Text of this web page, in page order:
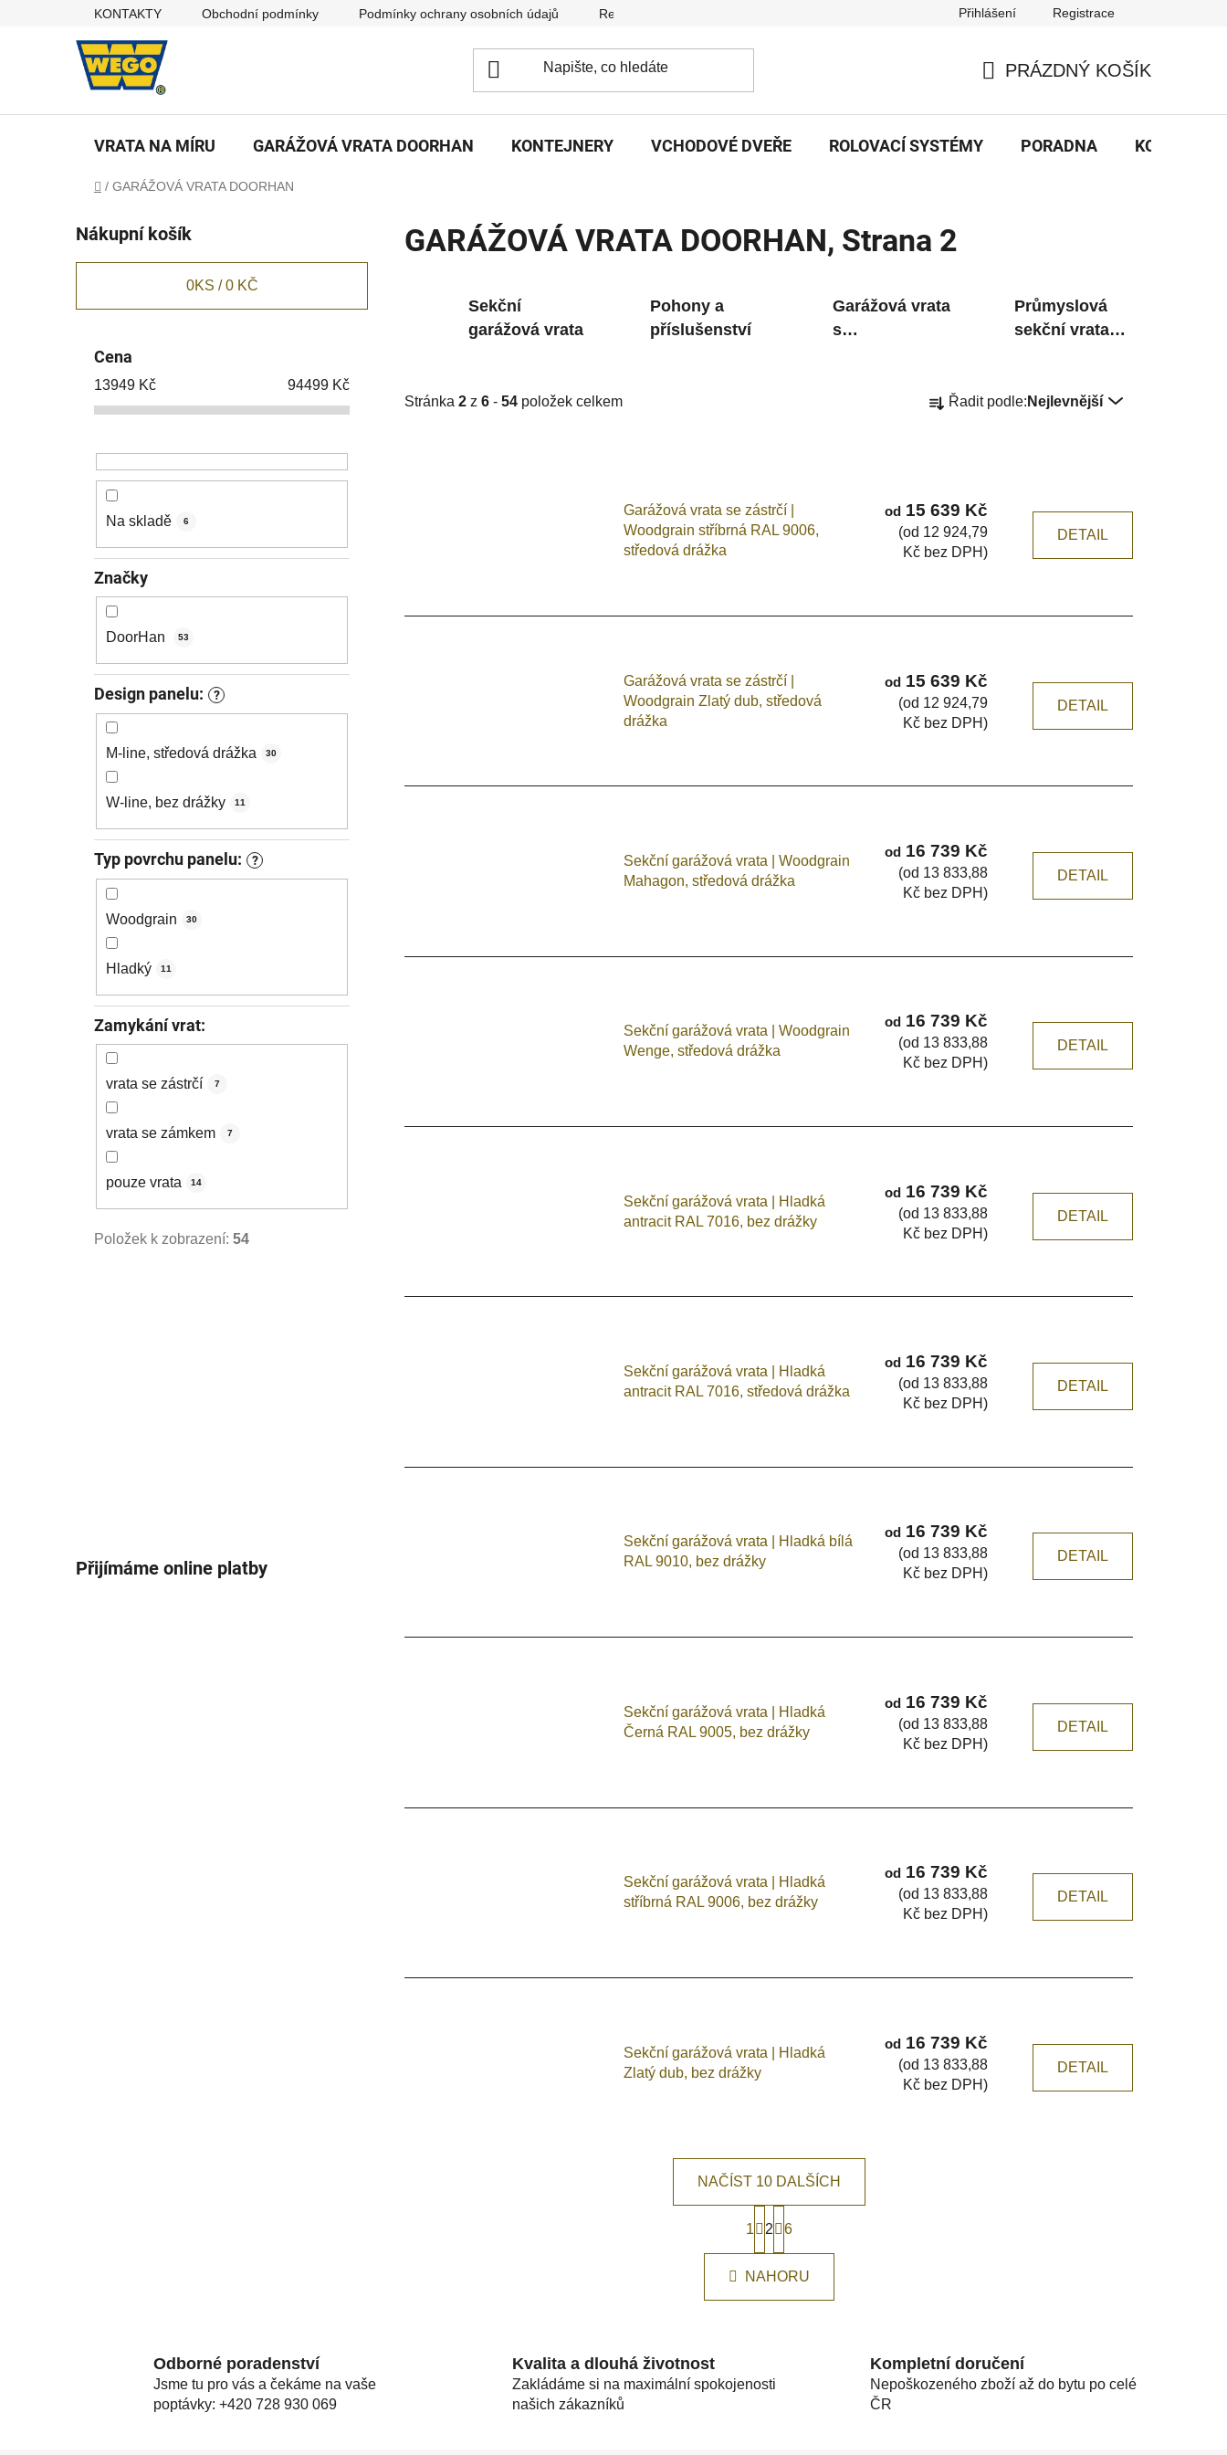
KONTAKTY Obchodní podmínky Podmínky ochrany osobních údajů Reklamační řád Přihlášení Registrace
KOŠÍK
PRÁZDNÝ KOŠÍK
VRATA NA MÍRU GARÁŽOVÁ VRATA DOORHAN KONTEJNERY VCHODOVÉ DVEŘE ROLOVACÍ SYSTÉMY PORADNA KONTAKTY
Domů
/ GARÁŽOVÁ VRATA DOORHAN
o
s
r
Nákupní košík
0KS /0 KČ
Cena
13949 Kč 94499 Kč
Na skladě 6
Značky
DoorHan 53
Design panelu: ?
M-line, středová drážka 30
W-line, bez drážky 11
Typ povrchu panelu: ?
Woodgrain 30
Hladký 11
Zamykání vrat:
vrata se zástrčí 7
vrata se zámkem 7
pouze vrata 14
Položek k zobrazení: 54
Přijímáme online platby
GARÁŽOVÁ VRATA DOORHAN, Strana 2
Sekční
garážová vrata
Pohony a
příslušenství
Garážová vrata
s
Průmyslová
sekční vrata
Stránka 2 z 6 - 54 položek celkem
a
í
p
r
u
t
ů
Řadit podle: Nejlevnější
o
Garážová vrata se zástrčí |
Woodgrain stříbrná RAL 9006,
středová drážka
od15 639 Kč
(od 12 924,79
Kč bez DPH)
DETAIL
Garážová vrata se zástrčí |
Woodgrain Zlatý dub, středová
drážka
od15 639 Kč
(od 12 924,79
Kč bez DPH)
DETAIL
Sekční garážová vrata | Woodgrain
Mahagon, středová drážka
od16 739 Kč
(od 13 833,88
Kč bez DPH)
DETAIL
Sekční garážová vrata | Woodgrain
Wenge, středová drážka
od16 739 Kč
(od 13 833,88
Kč bez DPH)
DETAIL
Sekční garážová vrata | Hladká
antracit RAL 7016, bez drážky
od16 739 Kč
(od 13 833,88
Kč bez DPH)
DETAIL
Sekční garážová vrata | Hladká
antracit RAL 7016, středová drážka
od16 739 Kč
(od 13 833,88
Kč bez DPH)
DETAIL
Sekční garážová vrata | Hladká bílá
RAL 9010, bez drážky
od16 739 Kč
(od 13 833,88
Kč bez DPH)
DETAIL
Sekční garážová vrata | Hladká
Černá RAL 9005, bez drážky
od16 739 Kč
(od 13 833,88
Kč bez DPH)
DETAIL
Sekční garážová vrata | Hladká
stříbrná RAL 9006, bez drážky
od16 739 Kč
(od 13 833,88
Kč bez DPH)
DETAIL
Sekční garážová vrata | Hladká
Zlatý dub, bez drážky
od16 739 Kč
(od 13 833,88
Kč bez DPH)
DETAIL
O
v
l
á
í
NAČÍST 10 DALŠÍCH
t
r
á
n
k
í
1 2 6
NAHORU
Odborné poradenství
Jsme tu pro vás a čekáme na vaše
poptávky: +420 728 930 069
Kvalita a dlouhá životnost
Zakládáme si na maximální spokojenosti
našich zákazníků
Kompletní doručení
Nepoškozeného zboží až do bytu po celé
ČR